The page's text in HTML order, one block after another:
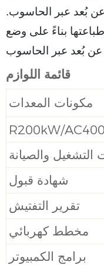
بُعد عبر الحاسوب.
بناءً على وضع
قائمة اللوازم
مكونات المعدات
R200kW/
التشغيل والصيانة
شهادة قبول
تقرير التفتيش
مخطط كهربائي
برامج الكمبيوتر